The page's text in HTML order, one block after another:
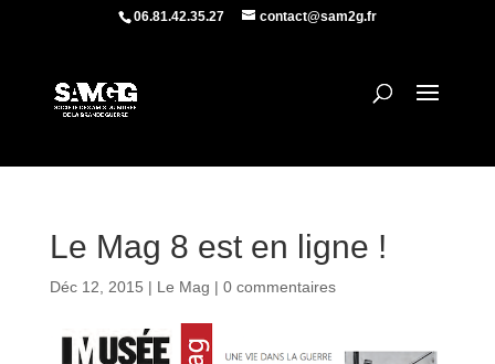
06.81.42.35.27 contact@sam2g.fr
Le Mag 8 est en ligne !
Déc 12, 2015 | Le Mag | 0 commentaires